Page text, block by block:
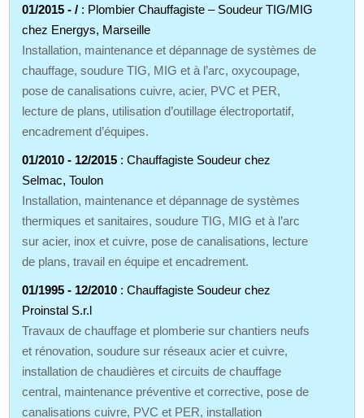
01/2015 - / : Plombier Chauffagiste – Soudeur TIG/MIG
chez Energys, Marseille
Installation, maintenance et dépannage de systèmes de
chauffage, soudure TIG, MIG et à l’arc, oxycoupage,
pose de canalisations cuivre, acier, PVC et PER,
lecture de plans, utilisation d’outillage électroportatif,
encadrement d’équipes.
01/2010 - 12/2015 : Chauffagiste Soudeur chez
Selmac, Toulon
Installation, maintenance et dépannage de systèmes
thermiques et sanitaires, soudure TIG, MIG et à l’arc
sur acier, inox et cuivre, pose de canalisations, lecture
de plans, travail en équipe et encadrement.
01/1995 - 12/2010 : Chauffagiste Soudeur chez
Proinstal S.r.l
Travaux de chauffage et plomberie sur chantiers neufs
et rénovation, soudure sur réseaux acier et cuivre,
installation de chaudières et circuits de chauffage
central, maintenance préventive et corrective, pose de
canalisations cuivre, PVC et PER, installation